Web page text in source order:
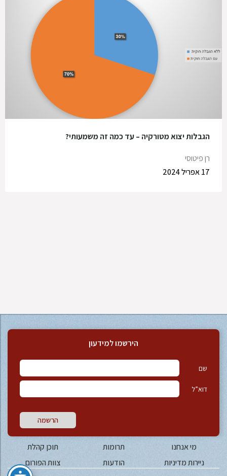
הגבלות יצוא מטורקיה – עד כמה זה משמעותי?
רן פיטוסי
17 אפריל 2024
הירשמו למידעון
שם
דוא”ל
הרשמה
מי אנחנו תרומות
תוכן קהלת
ניירות מדיניות
הודעות צוות הפורום